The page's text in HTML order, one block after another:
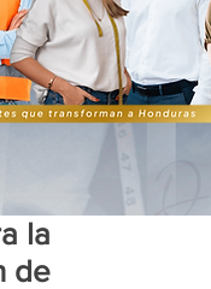
la
de